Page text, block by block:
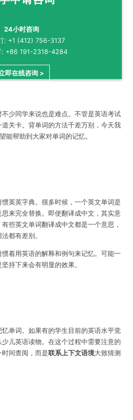
24小时咨询
: +1 (412) 756-3137
: +86 191-2318-4284
即在线咨询 >
少同学来说也是难点。不管是英语考试
道关卡。背单词的方法千差万别，今天我
能帮助到大家对单词的记忆。
英英字典。很多时候，一个英文单词是
来完全替换。即使翻译成中文，其实意
些英文单词翻译成中文都是一个意思，
都有差别。
着用英语的解释和例句来记忆。可能一
持下来会有明显的效果。
单词。如果有的学生目前的英语水平觉
儿英语读物。在这个过程中需要注意的
间查阅，而是联系上下文语境大致猜测